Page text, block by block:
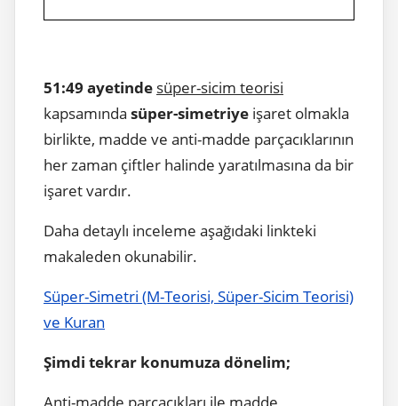
51:49 ayetinde süper-sicim teorisi
kapsamında süper-simetriye işaret olmakla
birlikte, madde ve anti-madde parçacıklarının
her zaman çiftler halinde yaratılmasına da bir
işaret vardır.
Daha detaylı inceleme aşağıdaki linkteki
makaleden okunabilir.
Süper-Simetri (M-Teorisi, Süper-Sicim Teorisi)
ve Kuran
Şimdi tekrar konumuza dönelim;
Anti-madde parçacıkları ile madde